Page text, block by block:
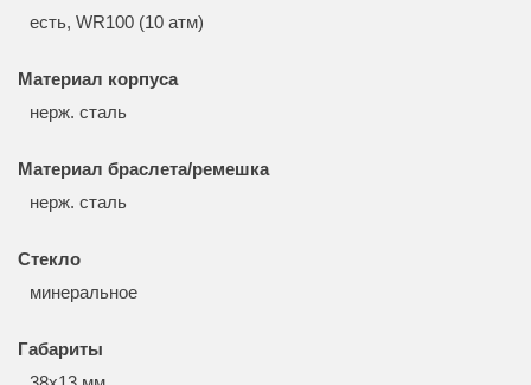
есть, WR100 (10 атм)
Материал корпуса
нерж. сталь
Материал браслета/ремешка
нерж. сталь
Стекло
минеральное
Габариты